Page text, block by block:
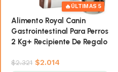
🔥ÚLTIMAS 5
Alimento Royal Canin
Gastrointestinal Para Perros
2 Kg+ Recipiente De Regalo
$2.321 $2.014